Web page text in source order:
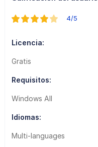
4/5
Licencia:
Gratis
Requisitos:
Windows All
Idiomas:
Multi-languages